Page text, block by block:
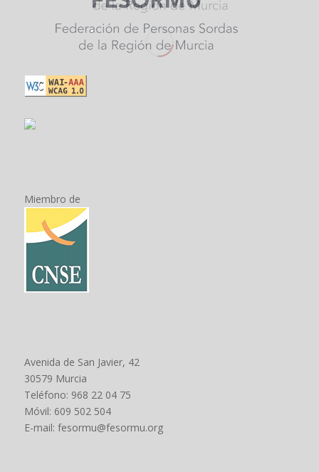
Miembro de
Avenida de San Javier, 42
30579 Murcia
Teléfono: 968 22 04 75
Móvil: 609 502 504
E-mail: fesormu@fesormu.org